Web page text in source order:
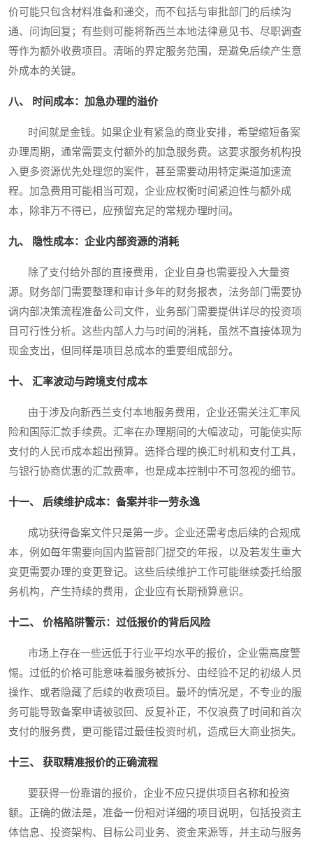
价可能只包含材料准备和递交，而不包括与审批部门的后续沟
通、问询回复；有些则可能将新西兰本地法律意见书、尽职调查
等作为额外收费项目。清晰的界定服务范围，是避免后续产生意
外成本的关键。
八、 时间成本：加急办理的溢价
时间就是金钱。如果企业有紧急的商业安排，希望缩短备案
办理周期，通常需要支付额外的加急服务费。这要求服务机构投
入更多资源优先处理您的案件，甚至需要动用特定渠道加速流
程。加急费用可能相当可观，企业应权衡时间紧迫性与额外成
本，除非万不得已，应预留充足的常规办理时间。
九、 隐性成本：企业内部资源的消耗
除了支付给外部的直接费用，企业自身也需要投入大量资
源。财务部门需要整理和审计多年的财务报表，法务部门需要协
调内部决策流程准备公司文件，业务部门需要提供详尽的投资项
目可行性分析。这些内部人力与时间的消耗，虽然不直接体现为
现金支出，但同样是项目总成本的重要组成部分。
十、 汇率波动与跨境支付成本
由于涉及向新西兰支付本地服务费用，企业还需关注汇率风
险和国际汇款手续费。汇率在办理期间的大幅波动，可能使实际
支付的人民币成本超出预算。选择合理的换汇时机和支付工具，
与银行协商优惠的汇款费率，也是成本控制中不可忽视的细节。
十一、 后续维护成本：备案并非一劳永逸
成功获得备案文件只是第一步。企业还需考虑后续的合规成
本，例如每年需要向国内监管部门提交的年报，以及若发生重大
变更需要办理的变更登记。这些后续维护工作可能继续委托给服
务机构，产生持续的费用，企业应有长期预算意识。
十二、 价格陷阱警示：过低报价的背后风险
市场上存在一些远低于行业平均水平的报价，企业需高度警
惕。过低的价格可能意味着服务被拆分、由经验不足的初级人员
操作、或者隐藏了后续的收费项目。最坏的情况是，不专业的服
务可能导致备案申请被驳回、反复补正，不仅浪费了时间和首次
支付的服务费，更可能错过最佳投资时机，造成巨大商业损失。
十三、 获取精准报价的正确流程
要获得一份靠谱的报价，企业不应只提供项目名称和投资
额。正确的做法是，准备一份相对详细的项目说明，包括投资主
体信息、投资架构、目标公司业务、资金来源等，并主动与服务